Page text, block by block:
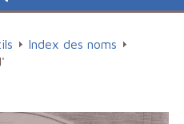
Index des noms